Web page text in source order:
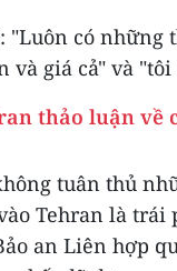
"Luôn có
và giá cả" và
thảo luận về
tuân thủ
Tehran là
an Liên hợp